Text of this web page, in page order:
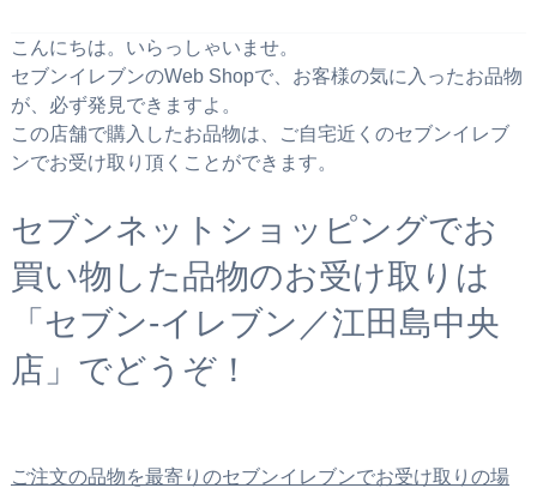
こんにちは。いらっしゃいませ。
セブンイレブンのWeb Shopで、お客様の気に入ったお品物
が、必ず発見できますよ。
この店舗で購入したお品物は、ご自宅近くのセブンイレブ
ンでお受け取り頂くことができます。
セブンネットショッピングでお
買い物した品物のお受け取りは
「セブン‐イレブン／江田島中央
店」でどうぞ！
ご注文の品物を最寄りのセブンイレブンでお受け取りの場